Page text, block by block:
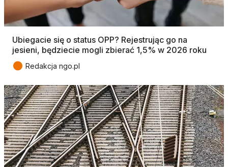
Ubiegacie się o status OPP? Rejestrując go na
jesieni, będziecie mogli zbierać 1,5% w 2026 roku
● Redakcja ngo.pl